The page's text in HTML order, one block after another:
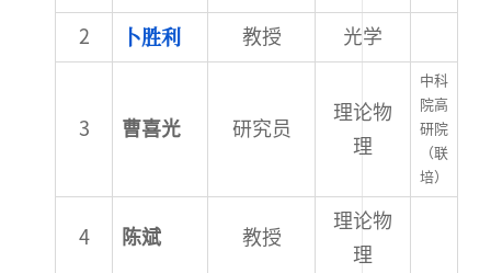
卜胜利 教授 光学
曹喜光 研究员
理论物
理
中科
院高
研院
（联
培）
陈斌 教授
理论物
理